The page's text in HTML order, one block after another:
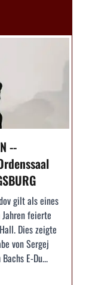
--
gilt als eines
feierte
Dies zeigte
von Sergej
E-Du...